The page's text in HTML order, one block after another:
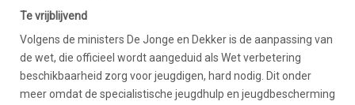
Te vrijblijvend
Volgens de ministers De Jonge en Dekker is de aanpassing van
de wet, die officieel wordt aangeduid als Wet verbetering
beschikbaarheid zorg voor jeugdigen, hard nodig. Dit onder
meer omdat de specialistische jeugdhulp en jeugdbescherming